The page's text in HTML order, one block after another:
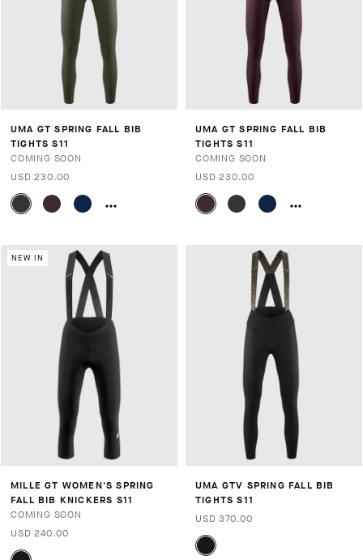
UMA GT SPRING FALL BIB
TIGHTS S11
COMING SOON
USD 230.00
UMA GT SPRING FALL BIB
TIGHTS S11
COMING SOON
USD 230.00
NEW IN
MILLE GT WOMEN'S SPRING
FALL BIB KNICKERS S11
COMING SOON
USD 240.00
UMA GTV SPRING FALL BIB
TIGHTS S11
USD 370.00